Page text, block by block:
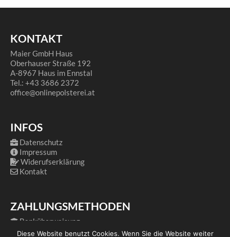
KONTAKT
Maier GmbH Haus
Oberhauser Straße 192
A-8967 Haus im Ennstal
Tel.: +43 3686 2372
office@onlinepolsterei.at
INFOS
Datenschutz
Impressum
Widerufserklärung
Kontakt
ZAHLUNGSMETHODEN
Banküberweisung
PayPal
Diese Website benutzt Cookies. Wenn Sie die Website weiter